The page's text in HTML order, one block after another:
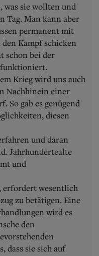
was sie wollten und
Tag. Man kann aber
permanent mit
Kampf schicken
schon bei der
Krieg wird uns auch
Nachhinein einer
So gab es genügend
diesen
und daran
Jahrhundertealte
und
erfordert wesentlich
zu betätigen. Eine
wird es
den
dass sie sich auf